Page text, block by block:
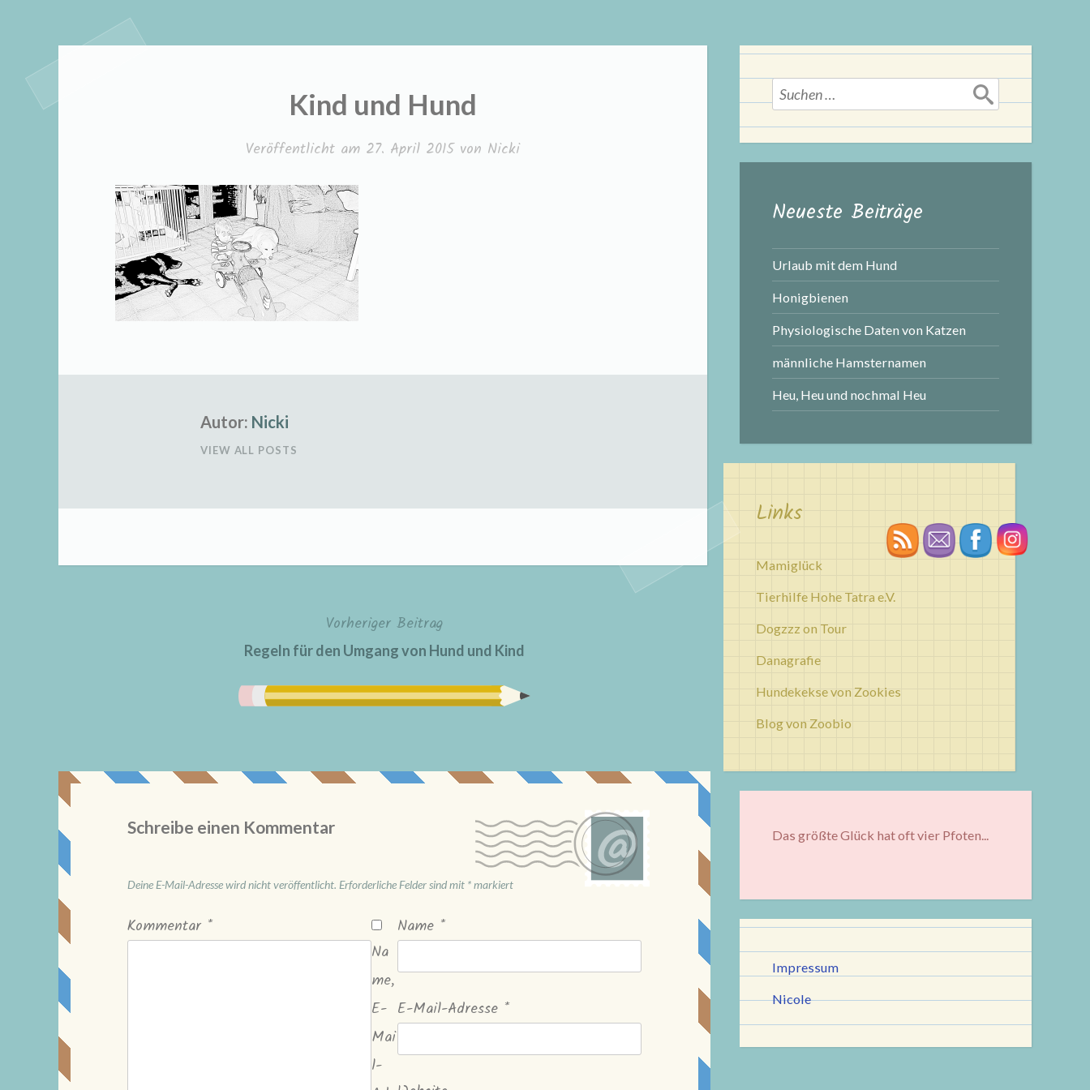
Kind und Hund
Veröffentlicht am 27. April 2015von Nicki
Autor: Nicki
VIEW ALL POSTS
Vorheriger Beitrag
Regeln für den Umgang von Hund und Kind
Schreibe einen Kommentar
Deine E-Mail-Adresse wird nicht veröffentlicht. Erforderliche Felder sind mit *markiert
Kommentar * Name *
E-Mail-Adresse *
Na
me,
E-
Mai
l-
Suchen
nach:
Neueste Beiträge
Urlaub mit dem Hund
Honigbienen
Physiologische Daten von Katzen
männliche Hamsternamen
Heu, Heu und nochmal Heu
Links
Mamiglück
Tierhilfe Hohe Tatra e.V.
Dogzzz on Tour
Danagrafie
Hundekekse von Zookies
Blog von Zoobio
Das größte Glück hat oft vier Pfoten...
Impressum
Nicole